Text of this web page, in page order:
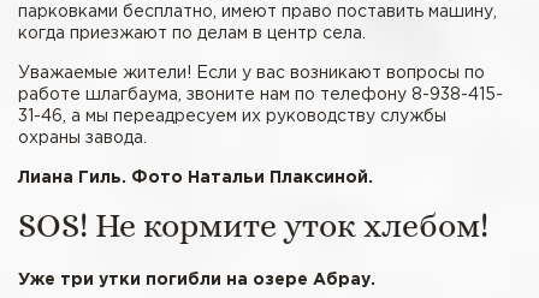
парковками бесплатно, имеют право поставить машину,
когда приезжают по делам в центр села.
Уважаемые жители! Если у вас возникают вопросы по
работе шлагбаума, звоните нам по телефону 8-938-415-
31-46, а мы переадресуем их руководству службы
охраны завода.
Лиана Гиль. Фото Натальи Плаксиной.
SOS! Не кормите уток хлебом!
Уже три утки погибли на озере Абрау.